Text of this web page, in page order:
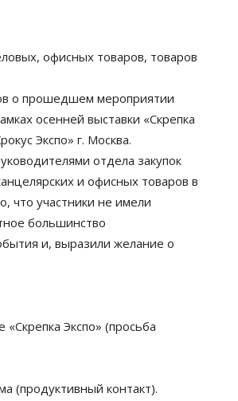
офисных товаров, товаров
о прошедшем мероприятии
осенней выставки «Скрепка
Экспо» г. Москва.
отдела закупок
и офисных товаров в
что участники не имели
большинство
и, выразили желание о
Экспо» (просьба
(продуктивный контакт).